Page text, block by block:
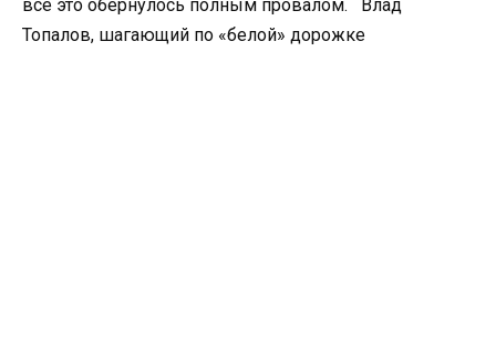
все это обернулось полным провалом. Влад
Топалов, шагающий по «белой» дорожке